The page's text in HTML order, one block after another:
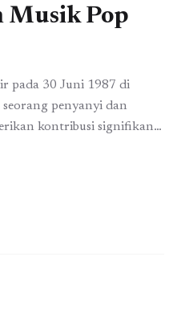
Musik Pop
pada 30 Juni 1987 di
penyanyi dan
kontribusi signifikan
musim keempat acara